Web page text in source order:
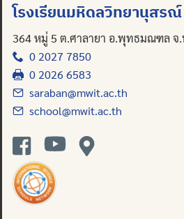
โรงเรียนมหิดลวิทยานุสรณ์
364 หมู่ 5 ต.ศาลายา อ.พุทธมณฑล จ
0 2027 7850
0 2026 6583
saraban@mwit.ac.th
school@mwit.ac.th